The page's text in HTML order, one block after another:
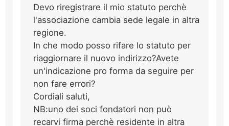
Devo riregistrare il mio statuto perchè
l'associazione cambia sede legale in altra
regione.
In che modo posso rifare lo statuto per
riaggiornare il nuovo indirizzo?Avete
un'indicazione pro forma da seguire per
non fare errori?
Cordiali saluti,
NB:uno dei soci fondatori non può
recarvi firma perchè residente in altra